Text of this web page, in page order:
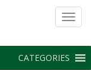
CATEGORIES